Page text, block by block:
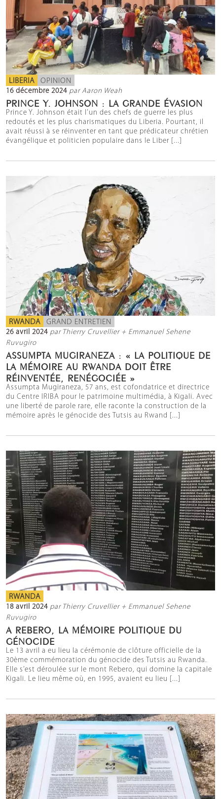
LIBERIA OPINION
16 décembre 2024 par Aaron Weah
PRINCE Y. JOHNSON : LA GRANDE ÉVASION
Prince Y. Johnson était l’un des chefs de guerre les plus
redoutés et les plus charismatiques du Liberia. Pourtant, il
avait réussi à se réinventer en tant que prédicateur chrétien
évangélique et politicien populaire dans le Liber [...]
RWANDA GRAND ENTRETIEN
26 avril 2024 par Thierry Cruvellier + Emmanuel Sehene
Ruvugiro
ASSUMPTA MUGIRANEZA : « LA POLITIQUE DE
LA MÉMOIRE AU RWANDA DOIT ÊTRE
RÉINVENTÉE, RENÉGOCIÉE »
Assumpta Mugiraneza, 57 ans, est cofondatrice et directrice
du Centre IRIBA pour le patrimoine multimédia, à Kigali. Avec
une liberté de parole rare, elle raconte la construction de la
mémoire après le génocide des Tutsis au Rwand [...]
RWANDA
18 avril 2024 par Thierry Cruvellier + Emmanuel Sehene
Ruvugiro
A REBERO, LA MÉMOIRE POLITIQUE DU
GÉNOCIDE
Le 13 avril a eu lieu la cérémonie de clôture officielle de la
30ème commémoration du génocide des Tutsis au Rwanda.
Elle s’est déroulée sur le mont Rebero, qui domine la capitale
Kigali. Le lieu même où, en 1995, avaient eu lieu [...]